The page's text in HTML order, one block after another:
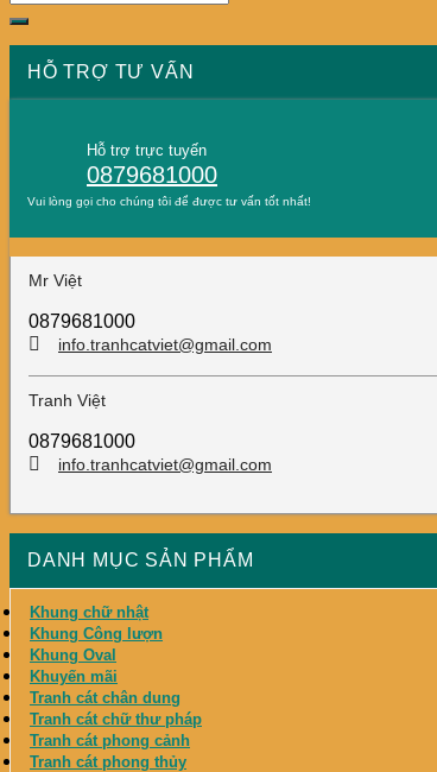
HỖ TRỢ TƯ VẤN
Hỗ trợ trực tuyến
0879681000
Vui lòng gọi cho chúng tôi để được tư vấn tốt nhất!
Mr Việt
0879681000
info.tranhcatviet@gmail.com
Tranh Việt
0879681000
info.tranhcatviet@gmail.com
DANH MỤC SẢN PHẨM
Khung chữ nhật
Khung Công lượn
Khung Oval
Khuyến mãi
Tranh cát chân dung
Tranh cát chữ thư pháp
Tranh cát phong cảnh
Tranh cát phong thủy